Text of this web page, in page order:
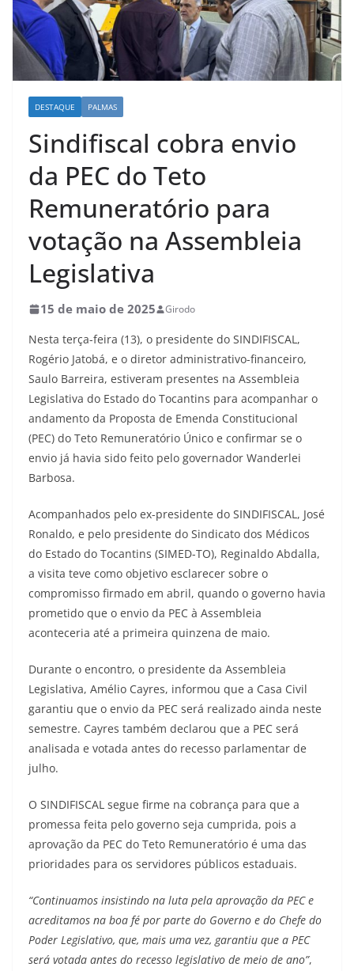
DESTAQUE PALMAS
Sindifiscal cobra envio
da PEC do Teto
Remuneratório para
votação na Assembleia
Legislativa
15 de maio de 2025 Girodo
Nesta terça-feira (13), o presidente do SINDIFISCAL,
Rogério Jatobá, e o diretor administrativo-financeiro,
Saulo Barreira, estiveram presentes na Assembleia
Legislativa do Estado do Tocantins para acompanhar o
andamento da Proposta de Emenda Constitucional
(PEC) do Teto Remuneratório Único e confirmar se o
envio já havia sido feito pelo governador Wanderlei
Barbosa.
Acompanhados pelo ex-presidente do SINDIFISCAL, José
Ronaldo, e pelo presidente do Sindicato dos Médicos
do Estado do Tocantins (SIMED-TO), Reginaldo Abdalla,
a visita teve como objetivo esclarecer sobre o
compromisso firmado em abril, quando o governo havia
prometido que o envio da PEC à Assembleia
aconteceria até a primeira quinzena de maio.
Durante o encontro, o presidente da Assembleia
Legislativa, Amélio Cayres, informou que a Casa Civil
garantiu que o envio da PEC será realizado ainda neste
semestre. Cayres também declarou que a PEC será
analisada e votada antes do recesso parlamentar de
julho.
O SINDIFISCAL segue firme na cobrança para que a
promessa feita pelo governo seja cumprida, pois a
aprovação da PEC do Teto Remuneratório é uma das
prioridades para os servidores públicos estaduais.
“Continuamos insistindo na luta pela aprovação da PEC e
acreditamos na boa fé por parte do Governo e do Chefe do
Poder Legislativo, que, mais uma vez, garantiu que a PEC
será votada antes do recesso legislativo de meio de ano”,